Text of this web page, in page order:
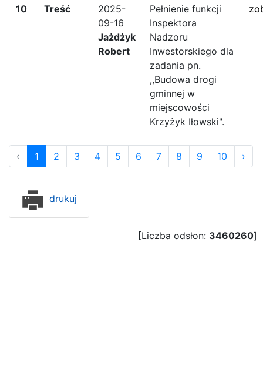
10 Treść
2025-
09-16
Jażdżyk
Robert
Pełnienie funkcji
Inspektora
Nadzoru
Inwestorskiego dla
zadania pn.
,,Budowa drogi
gminnej w
miejscowości
Krzyżyk Iłowski".
‹ 1 2 3 4 5 6 7 8 9 10 ›
drukuj
[Liczba odsłon: 3460260]